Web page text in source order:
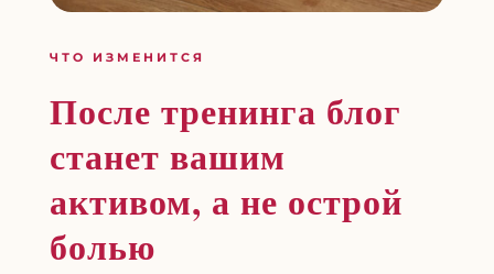
ЧТО ИЗМЕНИТСЯ
После тренинга блог
станет вашим
активом, а не острой
болью